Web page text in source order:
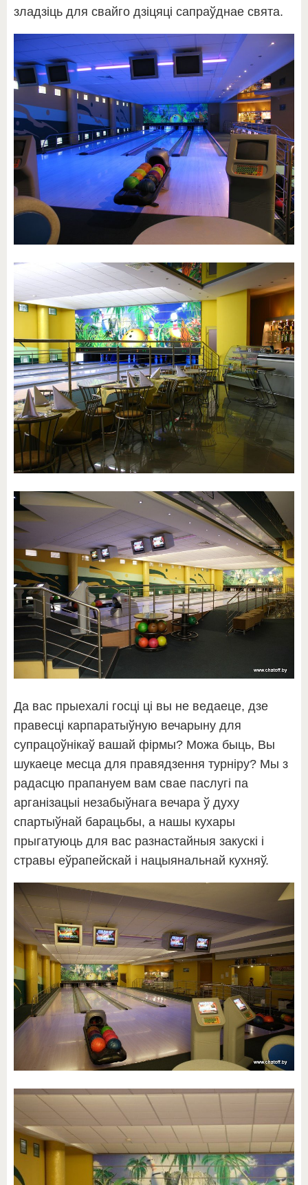
зладзіць для свайго дзіцяці сапраўднае свята.
Да вас прыехалі госці ці вы не ведаеце, дзе
правесці карпаратыўную вечарыну для
супрацоўнікаў вашай фірмы? Можа быць, Вы
шукаеце месца для правядзення турніру? Мы з
радасцю прапануем вам свае паслугі па
арганізацыі незабыўнага вечара ў духу
спартыўнай барацьбы, а нашы кухары
прыгатуюць для вас разнастайныя закускі і
стравы еўрапейскай і нацыянальнай кухняў.